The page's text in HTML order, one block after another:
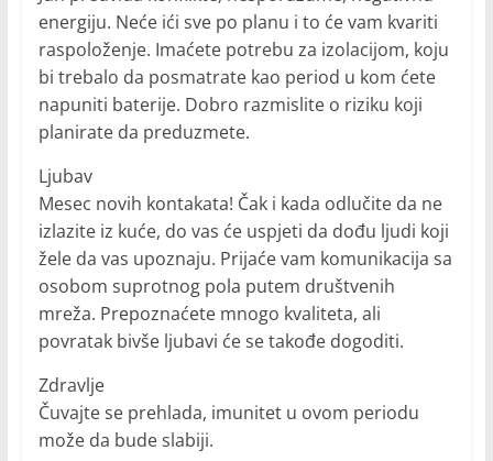
energiju. Neće ići sve po planu i to će vam kvariti
raspoloženje. Imaćete potrebu za izolacijom, koju
bi trebalo da posmatrate kao period u kom ćete
napuniti baterije. Dobro razmislite o riziku koji
planirate da preduzmete.
Ljubav
Mesec novih kontakata! Čak i kada odlučite da ne
izlazite iz kuće, do vas će uspjeti da dođu ljudi koji
žele da vas upoznaju. Prijaće vam komunikacija sa
osobom suprotnog pola putem društvenih
mreža. Prepoznaćete mnogo kvaliteta, ali
povratak bivše ljubavi će se takođe dogoditi.
Zdravlje
Čuvajte se prehlada, imunitet u ovom periodu
može da bude slabiji.